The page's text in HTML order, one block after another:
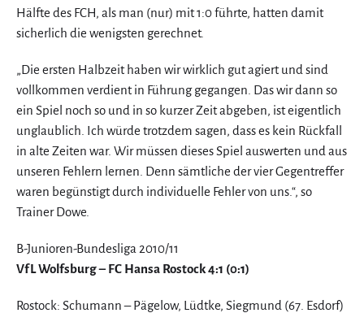
Hälfte des FCH, als man (nur) mit 1:0 führte, hatten damit
sicherlich die wenigsten gerechnet.
„Die ersten Halbzeit haben wir wirklich gut agiert und sind
vollkommen verdient in Führung gegangen. Das wir dann so
ein Spiel noch so und in so kurzer Zeit abgeben, ist eigentlich
unglaublich. Ich würde trotzdem sagen, dass es kein Rückfall
in alte Zeiten war. Wir müssen dieses Spiel auswerten und aus
unseren Fehlern lernen. Denn sämtliche der vier Gegentreffer
waren begünstigt durch individuelle Fehler von uns.“, so
Trainer Dowe.
B-Junioren-Bundesliga 2010/11
VfL Wolfsburg – FC Hansa Rostock 4:1 (0:1)
Rostock: Schumann – Pägelow, Lüdtke, Siegmund (67. Esdorf)